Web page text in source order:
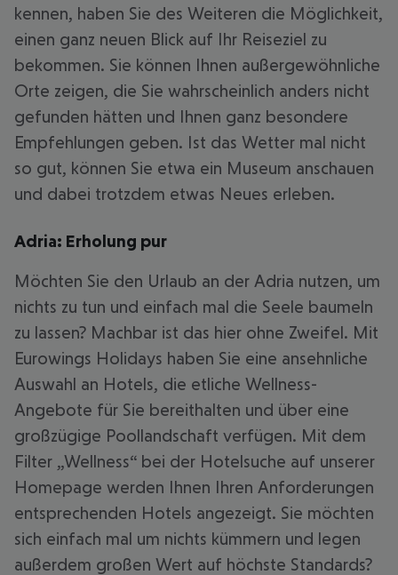
kennen, haben Sie des Weiteren die Möglichkeit,
einen ganz neuen Blick auf Ihr Reiseziel zu
bekommen. Sie können Ihnen außergewöhnliche
Orte zeigen, die Sie wahrscheinlich anders nicht
gefunden hätten und Ihnen ganz besondere
Empfehlungen geben. Ist das Wetter mal nicht
so gut, können Sie etwa ein Museum anschauen
und dabei trotzdem etwas Neues erleben.
Adria: Erholung pur
Möchten Sie den Urlaub an der Adria nutzen, um
nichts zu tun und einfach mal die Seele baumeln
zu lassen? Machbar ist das hier ohne Zweifel. Mit
Eurowings Holidays haben Sie eine ansehnliche
Auswahl an Hotels, die etliche Wellness-
Angebote für Sie bereithalten und über eine
großzügige Poollandschaft verfügen. Mit dem
Filter „Wellness“ bei der Hotelsuche auf unserer
Homepage werden Ihnen Ihren Anforderungen
entsprechenden Hotels angezeigt. Sie möchten
sich einfach mal um nichts kümmern und legen
außerdem großen Wert auf höchste Standards?